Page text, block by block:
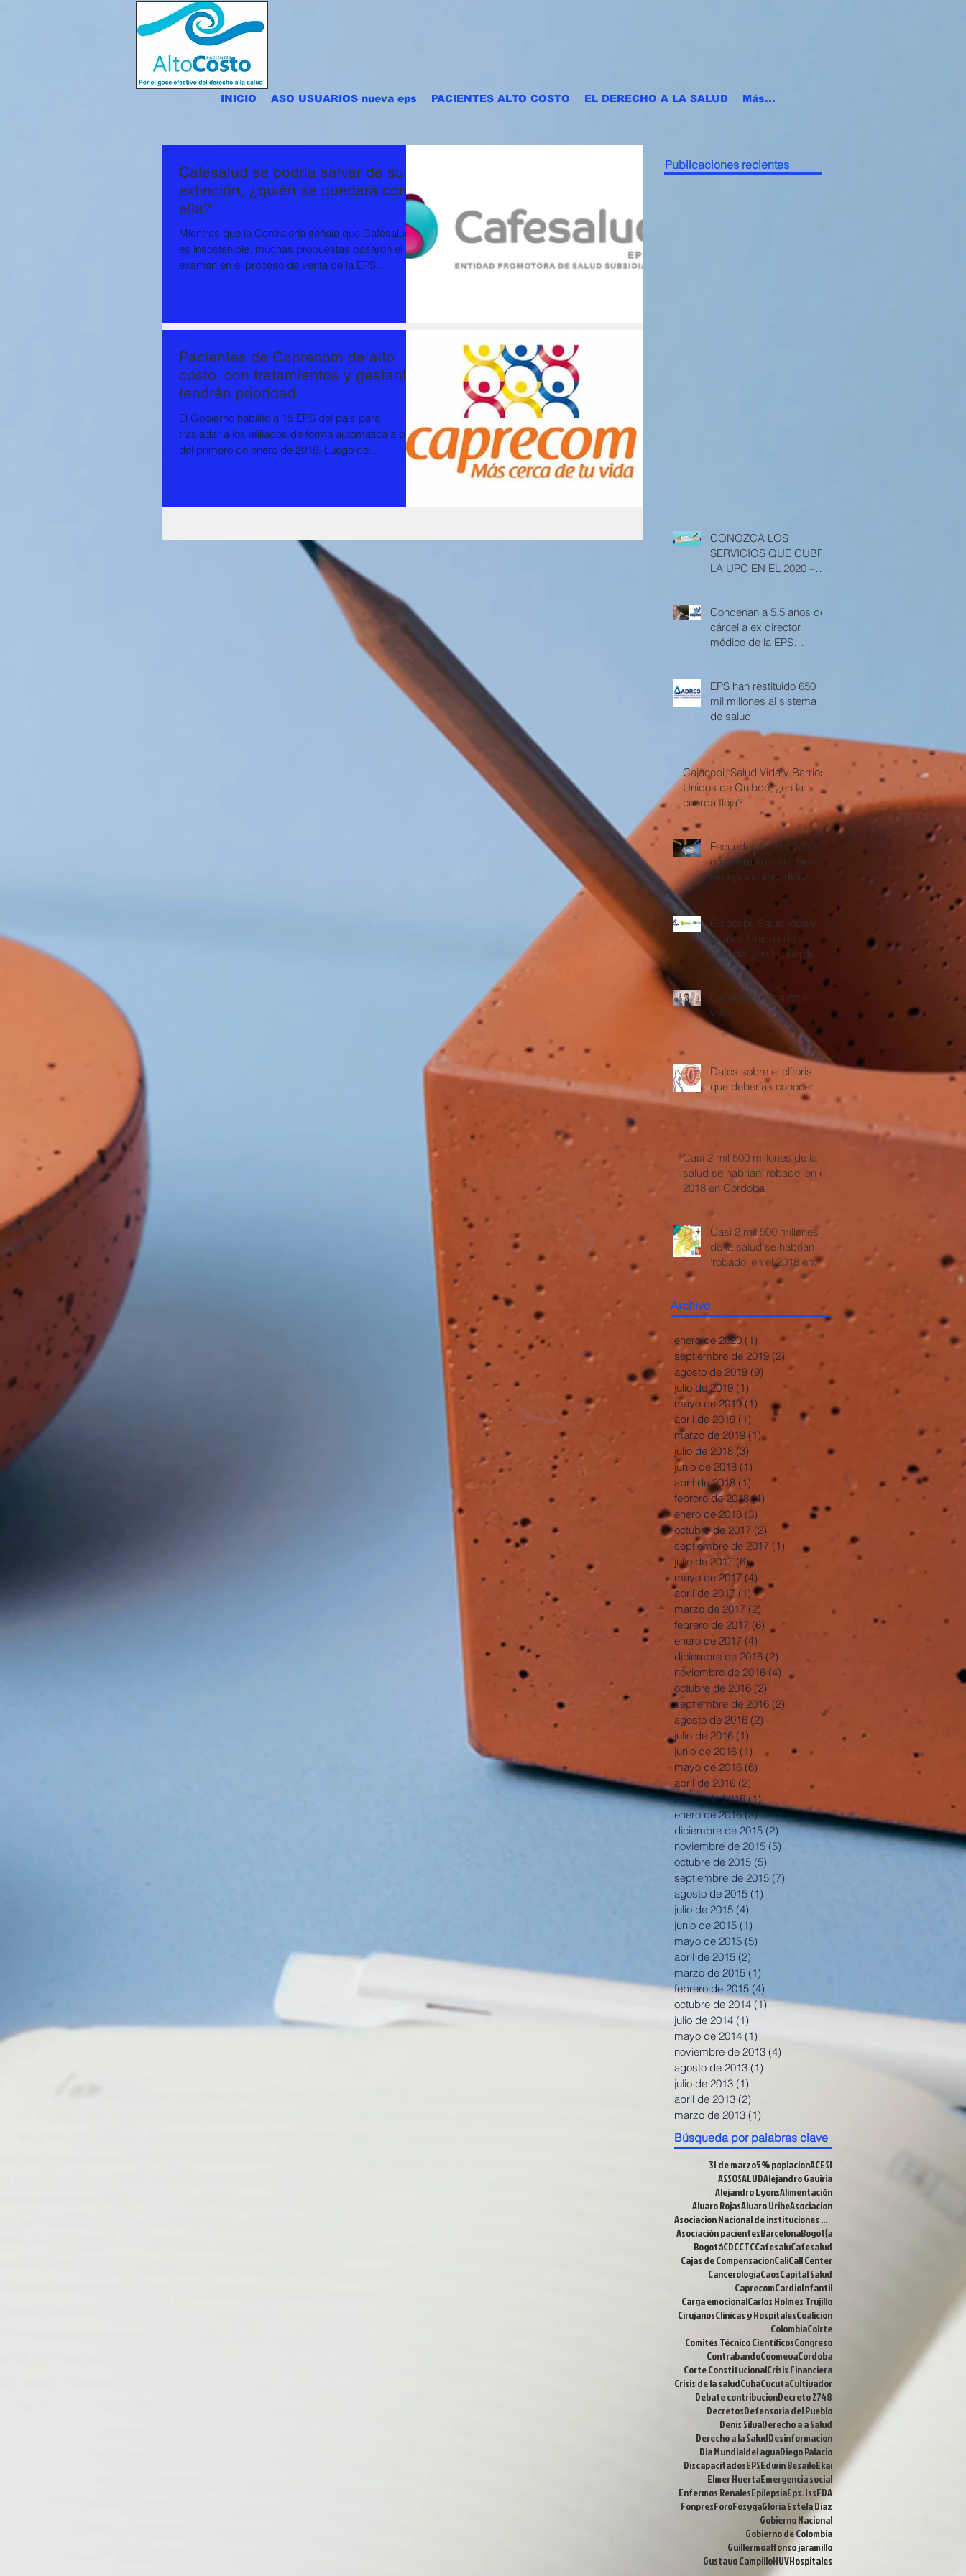
INICIO ASO USUARIOS nueva eps PACIENTES ALTO COSTO EL DERECHO A LA SALUD Más...
Cafesalud se podría salvar de su
extinción, ¿quién se quedará con
ella?
Mientras que la Contraloría señala que Cafesalud
es insostenible, muchas propuestas pasaron el
examen en el proceso de venta de la EPS...
Pacientes de Caprecom de alto
costo, con tratamientos y gestantes
tendrán prioridad
El Gobierno habilitó a 15 EPS del país para
trasladar a los afiliados de forma automática a partir
del primero de enero de 2016. Luego de...
Publicaciones recientes
CONOZCA LOS
SERVICIOS QUE CUBRE
LA UPC EN EL 2020 –
Condenan a 5,5 años de
cárcel a ex director
médico de la EPS
EPS han restituido 650
mil millones al sistema
de salud
Cajacopi, Salud Vida y Barrios
Unidos de Quibdó, ¿en la
cuerda floja?
Fecundación in vitro se
ordenará solo en casos
excepcionales, dice
Corte Constitucional
Cajacopi, Salud Vida y
Barrios Unidos de
Quibdó, ¿en la cuerda
floja?
Calidad de vida en la
vejez
Datos sobre el clítoris
que deberías conocer
Casi 2 mil 500 millones de la
salud se habrían ‘robado’ en el
2018 en Córdoba
Casi 2 mil 500 millones
de la salud se habrían
‘robado’ en el 2018 en
Archivo
enero de 2020 (1) 1 entrada
septiembre de 2019 (2)
agosto de 2019 (9) 9 entradas
julio de 2019 (1) 1 entrada
mayo de 2019 (1) 1 entrada
abril de 2019 (1) 1 entrada
marzo de 2019 (1)1 entrada
julio de 2018 (3)
junio de 2018 (1)
abril de 2018 (1) 1 entrada
febrero de 2018 (4)
enero de 2018 (3)
octubre de 2017 (2) 2 entradas
septiembre de 2017 (1) 1 entrada
julio de 2017 (6)6 entradas
mayo de 2017 (4)
abril de 2017 (1)1 entrada
marzo de 2017 (2)
febrero de 2017 (6) 6 entradas
enero de 2017 (4)
diciembre de 2016 (2) 2 entradas
noviembre de 2016 (4) 4 entradas
octubre de 2016 (2)
septiembre de 2016 (2)
agosto de 2016 (2)
julio de 2016 (1)
junio de 2016 (1) 1 entrada
mayo de 2016 (6)
abril de 2016 (2)
marzo de 2016 (1)1 entrada
enero de 2016 (3)3 entradas
diciembre de 2015 (2)2 entradas
noviembre de 2015 (5)
octubre de 2015 (5)
septiembre de 2015 (7)
agosto de 2015 (1)
julio de 2015 (4)
junio de 2015 (1)
mayo de 2015 (5)
abril de 2015 (2)
marzo de 2015 (1)
febrero de 2015 (4)
octubre de 2014 (1)1 entrada
julio de 2014 (1)
mayo de 2014 (1)
noviembre de 2013 (4)
agosto de 2013 (1)
julio de 2013 (1)
abril de 2013 (2)
marzo de 2013 (1)
Búsqueda por palabras clave
31 de marzo5% poplacionACESI
ASSOSALUDAlejandro Gaviria
Alejandro LyonsAlimentación
Alvaro RojasAlvaro UribeAsociacion
Asociacion Nacional de instituciones Financieras
Asociación pacientesBarcelonaBogot{a
BogotáCDCCTCCafesaluCafesalud
Cajas de CompensacionCaliCall Center
CancerologiaCaosCapital Salud
CaprecomCardioInfantil
Carga emocionalCarlos Holmes Trujillo
CirujanosClinicas y HospitalesCoalicion
ColombiaColrte
Comités Técnico CientíficosCongreso
ContrabandoCoomevaCordoba
Corte ConstitucionalCrisis Financiera
Crisis de la saludCubaCucutaCultivador
Debate contribucionDecreto 2748
DecretosDefensoria del Pueblo
Denis SilvaDerecho a a Salud
Derecho a la SaludDesinformacion
Dia Mundialdel aguaDiego Palacio
DiscapacitadosEPSEdwin BesaileEkai
Elmer HuertaEmergencia social
Enfermos RenalesEpilepsiaEps. IssFDA
FonpresForoFosygaGloria Estela Diaz
Gobierno Nacional
Gobierno de Colombia
Guillermoalfonso jaramillo
Gustavo CampilloHUVHospitales